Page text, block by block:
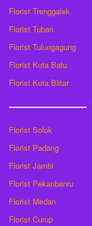
Florist Trenggalek
Florist Tuban
Florist Tulungagung
Florist Kota Batu
Florist Kota Blitar
Florist Solok
Florist Padang
Florist Jambi
Florist Pekanbanru
Florist Medan
Florist Curup